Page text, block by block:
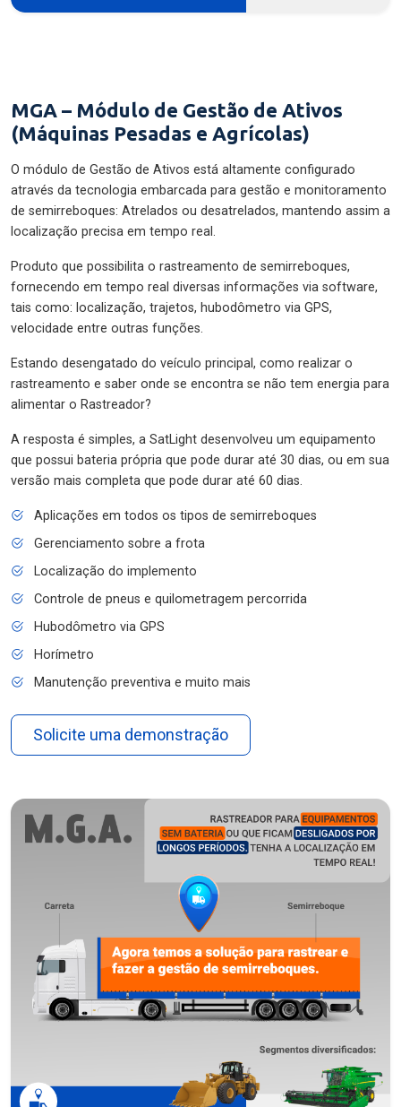
MGA – Módulo de Gestão de Ativos
(Máquinas Pesadas e Agrícolas)
O módulo de Gestão de Ativos está altamente configurado
através da tecnologia embarcada para gestão e monitoramento
de semirreboques: Atrelados ou desatrelados, mantendo assim a
localização precisa em tempo real.
Produto que possibilita o rastreamento de semirreboques,
fornecendo em tempo real diversas informações via software,
tais como: localização, trajetos, hubodômetro via GPS,
velocidade entre outras funções.
Estando desengatado do veículo principal, como realizar o
rastreamento e saber onde se encontra se não tem energia para
alimentar o Rastreador?
A resposta é simples, a SatLight desenvolveu um equipamento
que possui bateria própria que pode durar até 30 dias, ou em sua
versão mais completa que pode durar até 60 dias.
Aplicações em todos os tipos de semirreboques
Gerenciamento sobre a frota
Localização do implemento
Controle de pneus e quilometragem percorrida
Hubodômetro via GPS
Horímetro
Manutenção preventiva e muito mais
Solicite uma demonstração